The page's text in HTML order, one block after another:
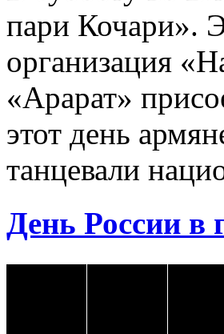
пари Кочари».
организация
«Арарат»
этот день
танцевали
День России в